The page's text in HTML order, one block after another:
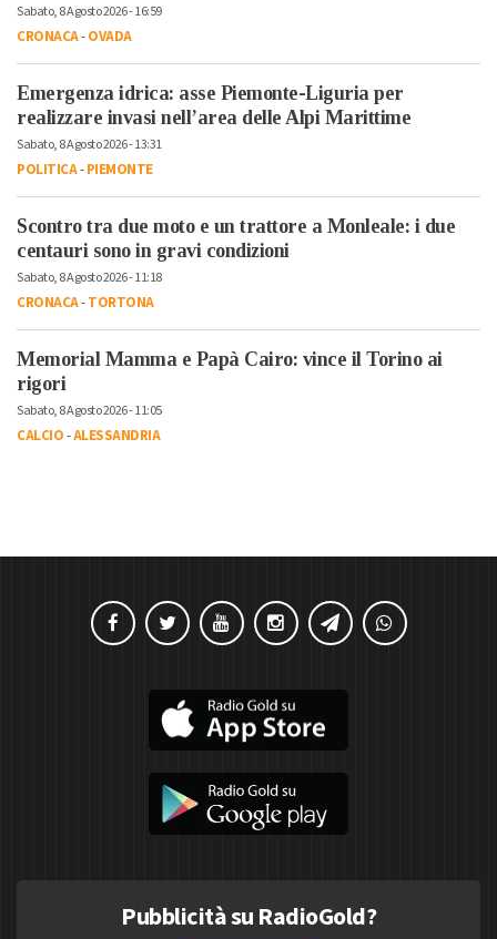
Sabato, 8 Agosto 2026 - 16:59
CRONACA-OVADA
Emergenza idrica: asse Piemonte-Liguria per
realizzare invasi nell’area delle Alpi Marittime
Sabato, 8 Agosto 2026 - 13:31
POLITICA-PIEMONTE
Scontro tra due moto e un trattore a Monleale: i due
centauri sono in gravi condizioni
Sabato, 8 Agosto 2026 - 11:18
CRONACA-TORTONA
Memorial Mamma e Papà Cairo: vince il Torino ai
rigori
Sabato, 8 Agosto 2026 - 11:05
CALCIO-ALESSANDRIA
Pubblicità su RadioGold?